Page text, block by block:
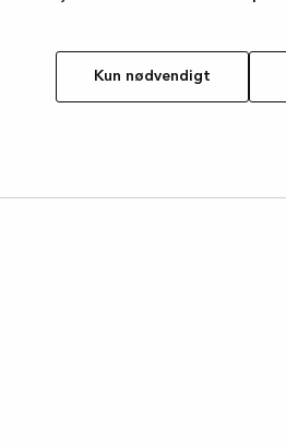
Kun nødvendigt
client-side exception has occurred